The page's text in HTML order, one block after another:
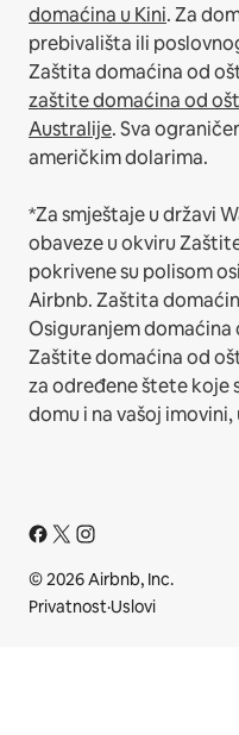
domaćina u Kini.Za
prebivališta ili
Zaštita domaćina od
zaštite domaćina od
Australije. Sva
američkim dolarima.
*Za smještaje u državi
obaveze u okviru
pokrivene su polisom
Airbnb. Zaštita
Osiguranjem
Zaštite domaćina od
za određene štete koje
domu i na vašoj
© 2026 Airbnb, Inc.
Privatnost·Uslovi